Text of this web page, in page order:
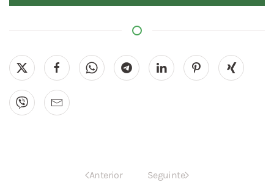
Anterior Seguinte